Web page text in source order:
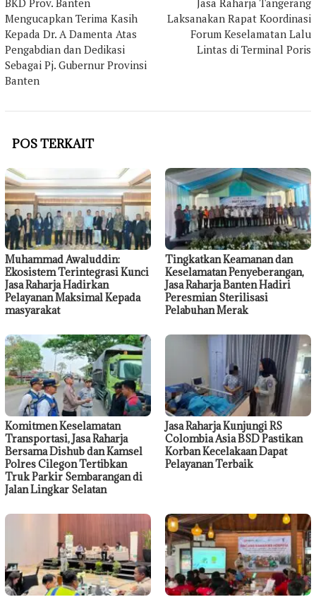
pos
BKD Prov. Banten
Mengucapkan Terima Kasih
Kepada Dr. A Damenta Atas
Pengabdian dan Dedikasi
Sebagai Pj. Gubernur Provinsi
Banten
Jasa Raharja Tangerang
Laksanakan Rapat Koordinasi
Forum Keselamatan Lalu
Lintas di Terminal Poris
POS TERKAIT
Muhammad Awaluddin:
Ekosistem Terintegrasi Kunci
Jasa Raharja Hadirkan
Pelayanan Maksimal Kepada
masyarakat
Tingkatkan Keamanan dan
Keselamatan Penyeberangan,
Jasa Raharja Banten Hadiri
Peresmian Sterilisasi
Pelabuhan Merak
Komitmen Keselamatan
Transportasi, Jasa Raharja
Bersama Dishub dan Kamsel
Polres Cilegon Tertibkan
Truk Parkir Sembarangan di
Jalan Lingkar Selatan
Jasa Raharja Kunjungi RS
Colombia Asia BSD Pastikan
Korban Kecelakaan Dapat
Pelayanan Terbaik